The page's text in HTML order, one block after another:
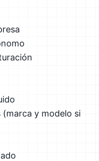
y modelo si